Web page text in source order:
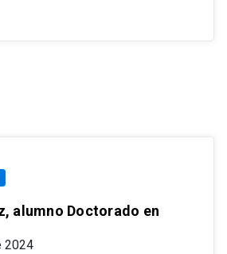
alumno Doctorado en
2024